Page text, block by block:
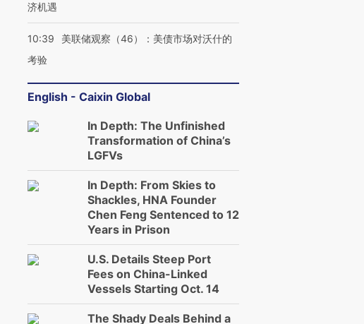
济机遇
10:39
美联储观察（46）：美债市场对沃什的
考验
English - Caixin Global
In Depth: The Unfinished
Transformation of China’s
LGFVs
In Depth: From Skies to
Shackles, HNA Founder
Chen Feng Sentenced to 12
Years in Prison
U.S. Details Steep Port
Fees on China-Linked
Vessels Starting Oct. 14
The Shady Deals Behind a